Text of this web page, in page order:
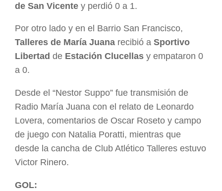
de San Vicente y perdió 0 a 1.
Por otro lado y en el Barrio San Francisco,
Talleres de María Juana recibió a Sportivo
Libertad de Estación Clucellas y empataron 0
a 0.
Desde el “Nestor Suppo” fue transmisión de
Radio María Juana con el relato de Leonardo
Lovera, comentarios de Oscar Roseto y campo
de juego con Natalia Poratti, mientras que
desde la cancha de Club Atlético Talleres estuvo
Victor Rinero.
GOL: